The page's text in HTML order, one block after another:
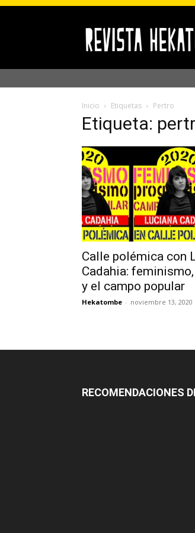
Inicio Etiquetas Pertro
Etiqueta:
Calle polémica con
Cadahia:
y el campo popular
Hekatombe - noviembre 13, 2020
RECOMENDACIONES